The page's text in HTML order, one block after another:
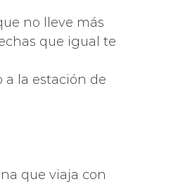
no lleve más
que igual te
a la estación de
que viaja con